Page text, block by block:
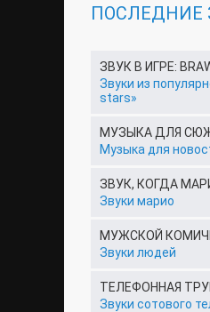
ПОСЛЕДНИЕ
ЗВУК В ИГРЕ:
Звуки из
stars»
МУЗЫКА ДЛЯ
Музыка для
ЗВУК, КОГДА
Звуки марио
МУЖСКОЙ
Звуки людей
ТЕЛЕФОННАЯ
Звуки сотового